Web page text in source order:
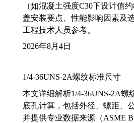
（如混凝土强度C30下设计值
盖安装要点、性能影响因素及
工程技术人员参考。
2026年8月4日
1/4-36UNS-2A螺纹标准尺寸
本文详细解析1/4-36UNS-2A螺
底孔计算，包括外径、螺距、
并提供专业数据来源（ASME